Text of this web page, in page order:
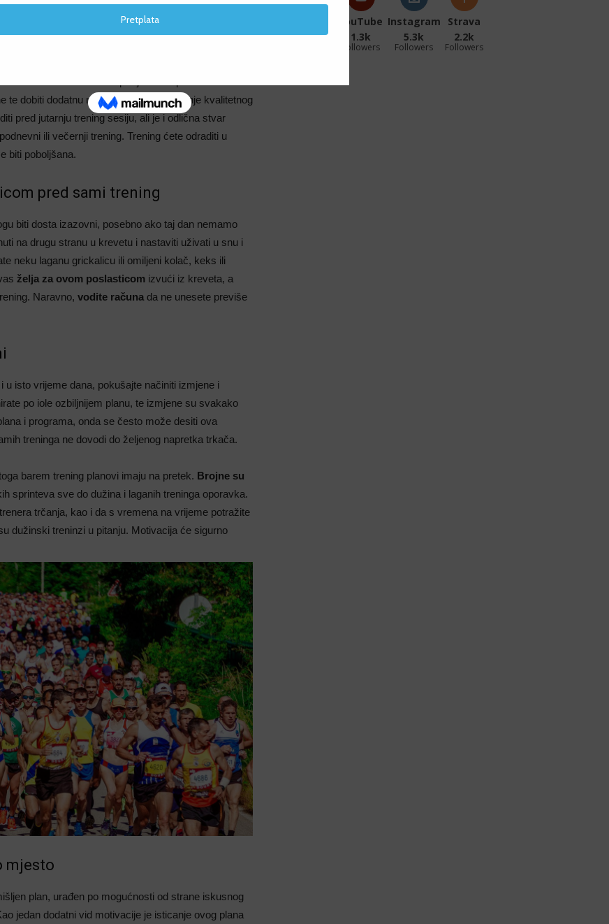
o brzom odlasku pod tuš, neposredno pred trening,
hladnom ili barem ne pretjerano toplom vodom.
te dobiti dodatnu motivaciju za odrađivanje kvalitetnog
pred jutarnju trening sesiju, ali je i odlična stvar
ili večernji trening. Trening ćete odraditi u
biti poboljšana.
pred sami trening
biti dosta izazovni, posebno ako taj dan nemamo
na drugu stranu u krevetu i nastaviti uživati u snu i
neku laganu grickalicu ili omiljeni kolač, keks ili
želja za ovom poslasticom izvući iz kreveta, a
Naravno, vodite računa da ne unesete previše
isto vrijeme dana, pokušajte načiniti izmjene i
po iole ozbiljnijem planu, te izmjene su svakako
i programa, onda se često može desiti ova
treninga ne dovodi do željenog napretka trkača.
barem trening planovi imaju na pretek. Brojne su
sprinteva sve do dužina i laganih treninga oporavka.
trčanja, kao i da s vremena na vrijeme potražite
dužinski treninzi u pitanju. Motivacija će sigurno
mjesto
plan, urađen po mogućnosti od strane iskusnog
jedan dodatni vid motivacije je isticanje ovog plana
27.1k
YouTube
1.3k
Followers
Instagram
5.3k
Followers
Strava
2.2k
Followers